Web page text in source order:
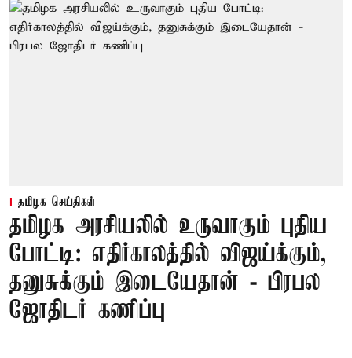
தமிழக செய்திகள்
தமிழக அரசியலில் உருவாகும் புதிய
போட்டி: எதிர்காலத்தில் விஜய்க்கும்,
தனுசுக்கும் இடையேதான் - பிரபல
ஜோதிடர் கணிப்பு